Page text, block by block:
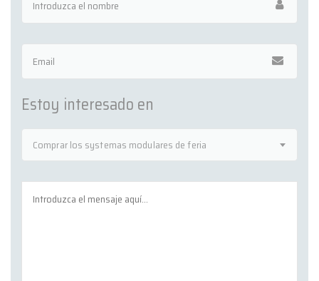
Estoy interesado en
Comprar los systemas modulares de feria